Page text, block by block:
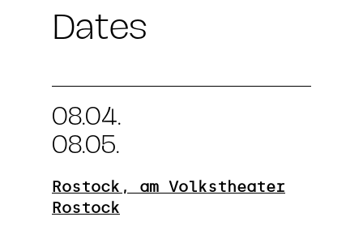
Dates
08.04.
08.05.
Rostock, am Volkstheater
Rostock